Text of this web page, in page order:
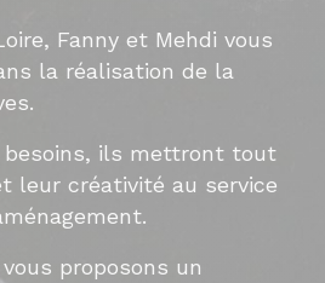
Fanny et Mehdi vous
la réalisation de la
besoins, ils mettront tout
leur créativité au service
proposons un